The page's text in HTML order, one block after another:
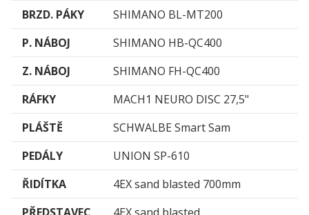
BRZD. PÁKY
SHIMANO BL-MT200
P. NÁBOJ
SHIMANO HB-QC400
Z. NÁBOJ
SHIMANO FH-QC400
RÁFKY
MACH1 NEURO DISC 27,5"
PLÁŠTĚ
SCHWALBE Smart Sam
PEDÁLY
UNION SP-610
ŘIDÍTKA
4EX sand blasted 700mm